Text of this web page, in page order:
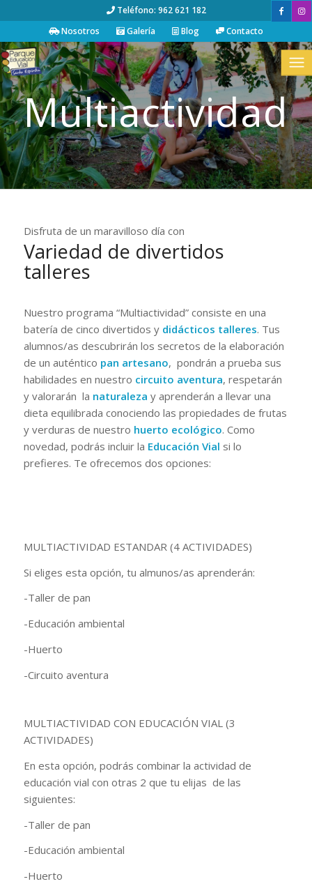
Teléfono: 962 621 182
Nosotros
Galería Blog Contacto
Multiactividad
Disfruta de un maravilloso día con
Variedad de divertidos
talleres
Nuestro programa “Multiactividad” consiste en una
batería de cinco divertidos y didácticos talleres. Tus
alumnos/as descubrirán los secretos de la elaboración
de un auténtico pan artesano, pondrán a prueba sus
habilidades en nuestro circuito aventura, respetarán
y valorarán la naturaleza y aprenderán a llevar una
dieta equilibrada conociendo las propiedades de frutas
y verduras de nuestro huerto ecológico. Como
novedad, podrás incluir la Educación Vial si lo
prefieres. Te ofrecemos dos opciones:
MULTIACTIVIDAD ESTANDAR (4 ACTIVIDADES)
Si eliges esta opción, tu almunos/as aprenderán:
-Taller de pan
-Educación ambiental
-Huerto
-Circuito aventura
MULTIACTIVIDAD CON EDUCACIÓN VIAL (3
ACTIVIDADES)
En esta opción, podrás combinar la actividad de
educación vial con otras 2 que tu elijas de las
siguientes:
-Taller de pan
-Educación ambiental
-Huerto